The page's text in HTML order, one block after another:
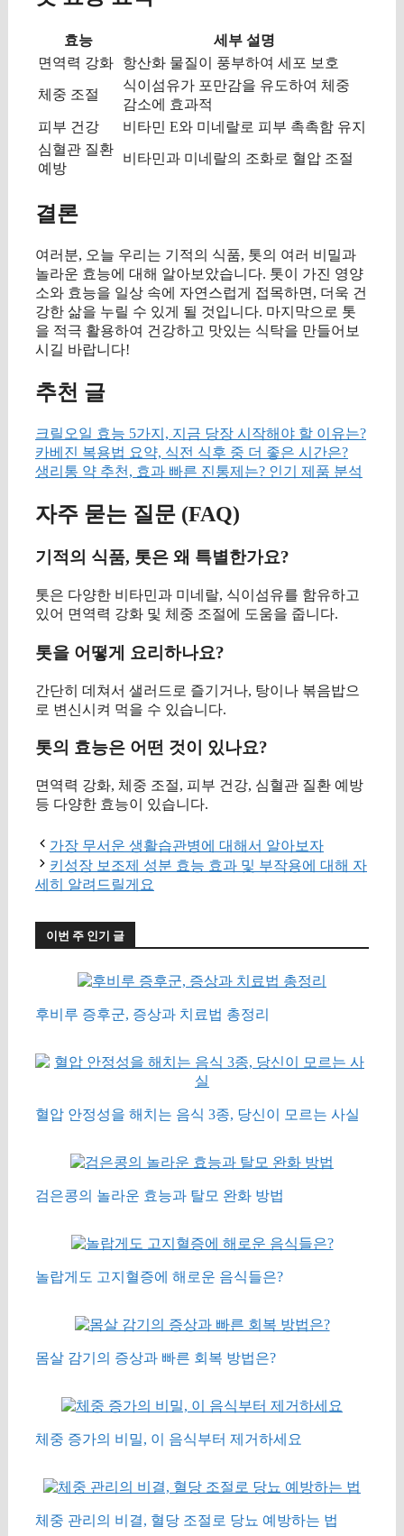
효능
세부 설명
면역력 강화
항산화 물질이 풍부하여 세포 보호
체중 조절
식이섬유가 포만감을 유도하여 체중
감소에 효과적
피부 건강
비타민 E와 미네랄로 피부 촉촉함 유지
심혈관 질환
예방
비타민과 미네랄의 조화로 혈압 조절
결론
여러분, 오늘 우리는 기적의 식품, 톳의 여러 비밀과
놀라운 효능에 대해 알아보았습니다. 톳이 가진 영양
소와 효능을 일상 속에 자연스럽게 접목하면, 더욱 건
강한 삶을 누릴 수 있게 될 것입니다. 마지막으로 톳
을 적극 활용하여 건강하고 맛있는 식탁을 만들어보
시길 바랍니다!
추천 글
크릴오일 효능 5가지, 지금 당장 시작해야 할 이유는?
카베진 복용법 요약, 식전 식후 중 더 좋은 시간은?
생리통 약 추천, 효과 빠른 진통제는? 인기 제품 분석
자주 묻는 질문 (FAQ)
기적의 식품, 톳은 왜 특별한가요?
톳은 다양한 비타민과 미네랄, 식이섬유를 함유하고
있어 면역력 강화 및 체중 조절에 도움을 줍니다.
톳을 어떻게 요리하나요?
간단히 데쳐서 샐러드로 즐기거나, 탕이나 볶음밥으
로 변신시켜 먹을 수 있습니다.
톳의 효능은 어떤 것이 있나요?
면역력 강화, 체중 조절, 피부 건강, 심혈관 질환 예방
등 다양한 효능이 있습니다.
가장 무서운 생활습관병에 대해서 알아보자
키성장 보조제 성분 효능 효과 및 부작용에 대해 자
세히 알려드릴게요
이번 주 인기 글
후비루 증후군, 증상과 치료법 총정리
혈압 안정성을 해치는 음식 3종, 당신이 모르는 사실
검은콩의 놀라운 효능과 탈모 완화 방법
놀랍게도 고지혈증에 해로운 음식들은?
몸살 감기의 증상과 빠른 회복 방법은?
체중 증가의 비밀, 이 음식부터 제거하세요
체중 관리의 비결, 혈당 조절로 당뇨 예방하는 법